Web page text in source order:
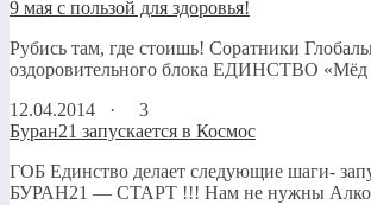
9 мая с пользой для здоровья!
Рубись там, где стоишь! Соратники
оздоровительного блока ЕДИНСТВО
12.04.2014 ·
3
Буран21 запускается в Космос
ГОБ Единство делает следующие шаги-
БУРАН21 — СТАРТ !!! Нам не нужны